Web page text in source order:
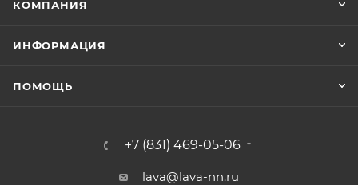
КОМПАНИЯ
ИНФОРМАЦИЯ
ПОМОЩЬ
+7 (831) 469-05-06
lava@lava-nn.ru